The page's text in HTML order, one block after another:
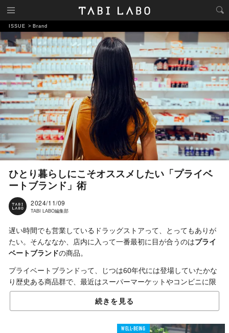
ISSUE Brand
ひとり暮らしにこそオススメしたい「プライベ
ートブランド」術
2024/11/09
TABI LABO編集部
遅い時間でも営業しているドラッグストアって、とってもありが
たい。そんななか、店内に入って一番最初に目が合うのはプライ
ベートブランドの商品。
プライベートブランドって、じつは60年代には登場していたかな
り歴史ある商品群で、最近はスーパーマーケットやコンビニに限
らず、ドラッグストアでも多くのプライベートブランド商品を目
多くの人が語る魅力は「安さ」に尽きるけど、最近はそれだけじ
続きを見る
WELL-BEING